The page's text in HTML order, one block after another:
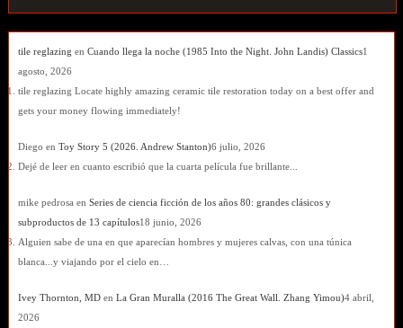
tile reglazing en Cuando llega la noche (1985 Into the Night. John Landis) Classics1
agosto, 2026
tile reglazing Locate highly amazing ceramic tile restoration today on a best offer and
gets your money flowing immediately!
Diego en Toy Story 5 (2026. Andrew Stanton)6 julio, 2026
Dejé de leer en cuanto escribió que la cuarta película fue brillante...
mike pedrosa en Series de ciencia ficción de los años 80: grandes clásicos y
subproductos de 13 capítulos18 junio, 2026
Alguien sabe de una en que aparecían hombres y mujeres calvas, con una túnica
blanca...y viajando por el cielo en…
Ivey Thornton, MDen La Gran Muralla (2016 The Great Wall. Zhang Yimou)4 abril,
2026